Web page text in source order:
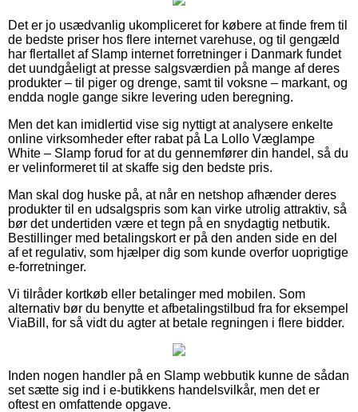
Det er jo usædvanlig ukompliceret for købere at finde frem til
de bedste priser hos flere internet varehuse, og til gengæld
har flertallet af Slamp internet forretninger i Danmark fundet
det uundgåeligt at presse salgsværdien på mange af deres
produkter – til piger og drenge, samt til voksne – markant, og
endda nogle gange sikre levering uden beregning.
Men det kan imidlertid vise sig nyttigt at analysere enkelte
online virksomheder efter rabat på La Lollo Væglampe
White – Slamp forud for at du gennemfører din handel, så du
er velinformeret til at skaffe sig den bedste pris.
Man skal dog huske på, at når en netshop afhænder deres
produkter til en udsalgspris som kan virke utrolig attraktiv, så
bør det undertiden være et tegn på en snydagtig netbutik.
Bestillinger med betalingskort er på den anden side en del
af et regulativ, som hjælper dig som kunde overfor uoprigtige
e-forretninger.
Vi tilråder kortkøb eller betalinger med mobilen. Som
alternativ bør du benytte et afbetalingstilbud fra for eksempel
ViaBill, for så vidt du agter at betale regningen i flere bidder.
Inden nogen handler på en Slamp webbutik kunne de sådan
set sætte sig ind i e-butikkens handelsvilkår, men det er
oftest en omfattende opgave.